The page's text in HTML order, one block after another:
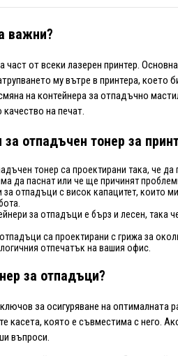
важни?
от всеки лазерен принтер.
му вътре в принтера,
на контейнера за отпадъчно
на печат.
отпадъчен тонер за
тонер са проектирани така, че
да паснат или че ще причинят
за отпадъци с висок капацитет, които
за отпадъци е бърз и лесен, така
са проектирани с грижа за
отпечатък на вашия офис.
за отпадъци?
за осигуряване на оптималната
касета, която е съвместима с него.
въпроси.